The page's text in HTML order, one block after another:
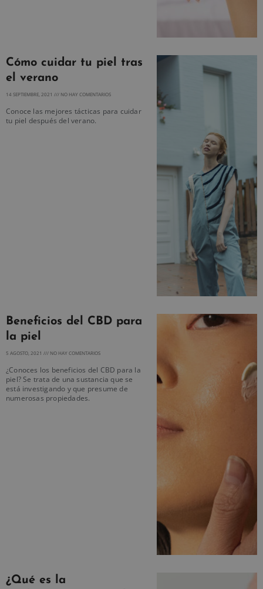
Cómo cuidar tu piel tras
el verano
14 SEPTIEMBRE, 2021 NO HAY COMENTARIOS
Conoce las mejores tácticas para cuidar
tu piel después del verano.
Beneficios del CBD para
la piel
5 AGOSTO, 2021 NO HAY COMENTARIOS
¿Conoces los beneficios del CBD para la
piel? Se trata de una sustancia que se
está investigando y que presume de
numerosas propiedades.
¿Qué es la